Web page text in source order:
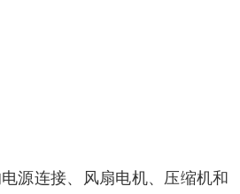
源连接、风扇电机、压缩机和